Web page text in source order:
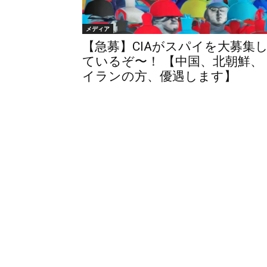
メディア
【急募】CIAがスパイを大募集
ているぞ〜！ 【中国、北朝鮮、
イランの方、優遇します】